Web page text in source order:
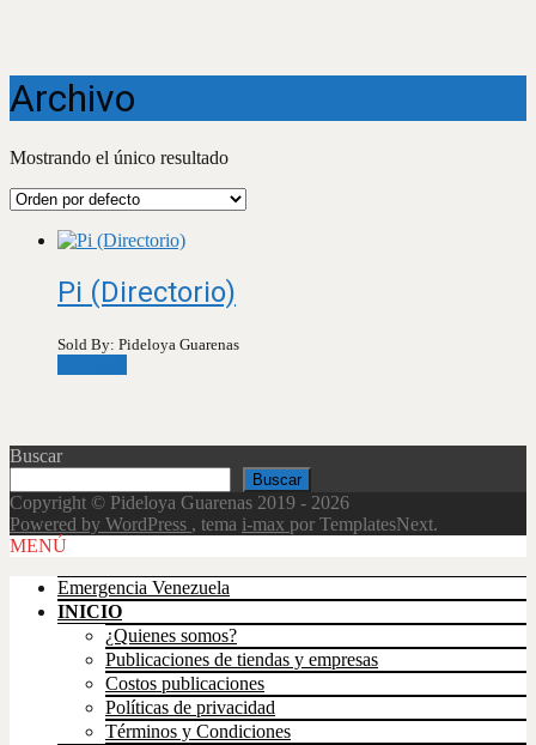
Archivo
Mostrando el único resultado
Pi (Directorio)
Sold By: Pideloya Guarenas
Buscar
Buscar
Copyright © Pideloya Guarenas 2019 - 2026
Powered by WordPress , tema i-max por TemplatesNext.
Scroll
MENÚ
Emergencia Venezuela
INICIO
¿Quienes somos?
Publicaciones de tiendas y empresas
Costos publicaciones
Políticas de privacidad
Términos y Condiciones